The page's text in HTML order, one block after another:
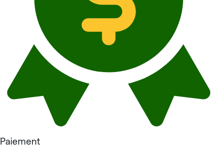
Paiement